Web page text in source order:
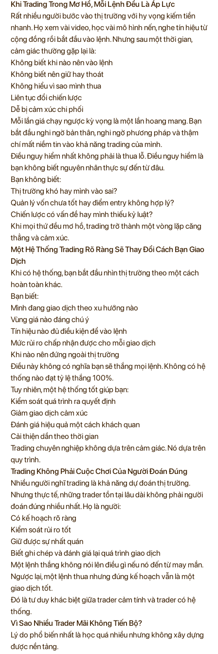
Khi Trading Trong Mơ Hồ, Mỗi Lệnh Đều Là Áp Lực
Rất nhiều người bước vào thị trường với hy vọng kiếm tiền
nhanh. Họ xem vài video, học vài mô hình nến, nghe tín hiệu từ
cộng đồng rồi bắt đầu vào lệnh. Nhưng sau một thời gian,
cảm giác thường gặp lại là:
Không biết khi nào nên vào lệnh
Không biết nên giữ hay thoát
Không hiểu vì sao mình thua
Liên tục đổi chiến lược
Dễ bị cảm xúc chi phối
Mỗi lần giá chạy ngược kỳ vọng là một lần hoang mang. Bạn
bắt đầu nghi ngờ bản thân, nghi ngờ phương pháp và thậm
chí mất niềm tin vào khả năng trading của mình.
Điều nguy hiểm nhất không phải là thua lỗ. Điều nguy hiểm là
bạn không biết nguyên nhân thực sự đến từ đâu.
Bạn không biết:
Thị trường khó hay mình vào sai?
Quản lý vốn chưa tốt hay điểm entry không hợp lý?
Chiến lược có vấn đề hay mình thiếu kỷ luật?
Khi mọi thứ đều mơ hồ, trading trở thành một vòng lặp căng
thẳng và cảm xúc.
Một Hệ Thống Trading Rõ Ràng Sẽ Thay Đổi Cách Bạn Giao
Dịch
Khi có hệ thống, bạn bắt đầu nhìn thị trường theo một cách
hoàn toàn khác.
Bạn biết:
Mình đang giao dịch theo xu hướng nào
Vùng giá nào đáng chú ý
Tín hiệu nào đủ điều kiện để vào lệnh
Mức rủi ro chấp nhận được cho mỗi giao dịch
Khi nào nên đứng ngoài thị trường
Điều này không có nghĩa bạn sẽ thắng mọi lệnh. Không có hệ
thống nào đạt tỷ lệ thắng 100%.
Tuy nhiên, một hệ thống tốt giúp bạn:
Kiểm soát quá trình ra quyết định
Giảm giao dịch cảm xúc
Đánh giá hiệu quả một cách khách quan
Cải thiện dần theo thời gian
Trading chuyên nghiệp không dựa trên cảm giác. Nó dựa trên
quy trình.
Trading Không Phải Cuộc Chơi Của Người Đoán Đúng
Nhiều người nghĩ trading là khả năng dự đoán thị trường.
Nhưng thực tế, những trader tồn tại lâu dài không phải người
đoán đúng nhiều nhất. Họ là người:
Có kế hoạch rõ ràng
Kiểm soát rủi ro tốt
Giữ được sự nhất quán
Biết ghi chép và đánh giá lại quá trình giao dịch
Một lệnh thắng không nói lên điều gì nếu nó đến từ may mắn.
Ngược lại, một lệnh thua nhưng đúng kế hoạch vẫn là một
giao dịch tốt.
Đó là tư duy khác biệt giữa trader cảm tính và trader có hệ
thống.
Vì Sao Nhiều Trader Mãi Không Tiến Bộ?
Lý do phổ biến nhất là học quá nhiều nhưng không xây dựng
được nền tảng.